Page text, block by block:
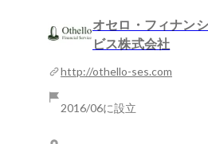
オセロ・フィナン
ビス株式会社
http://othello-ses.com
2016/06に設立